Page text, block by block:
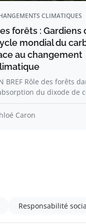
CLIMATIQUES
forêts : Gardiens
mondial du
au changement
BREF Rôle des forêts
du dixode de
Caron
Responsabilité